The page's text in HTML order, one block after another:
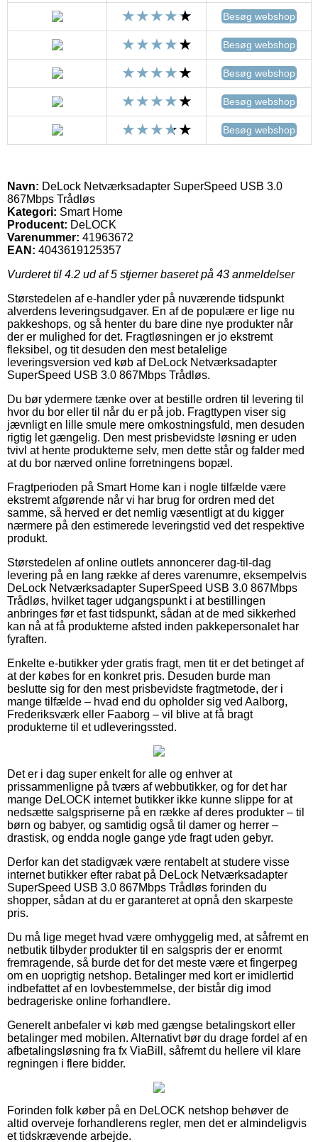
Besøg webshop
Besøg webshop
Besøg webshop
Besøg webshop
Besøg webshop
Navn: DeLock Netværksadapter SuperSpeed USB 3.0
867Mbps Trådløs
Kategori: Smart Home
Producent: DeLOCK
Varenummer: 41963672
EAN: 4043619125357
Vurderet til 4.2 ud af 5 stjerner baseret på 43 anmeldelser
Størstedelen af e-handler yder på nuværende tidspunkt
alverdens leveringsudgaver. En af de populære er lige nu
pakkeshops, og så henter du bare dine nye produkter når
der er mulighed for det. Fragtløsningen er jo ekstremt
fleksibel, og tit desuden den mest betalelige
leveringsversion ved køb af DeLock Netværksadapter
SuperSpeed USB 3.0 867Mbps Trådløs.
Du bør ydermere tænke over at bestille ordren til levering til
hvor du bor eller til når du er på job. Fragttypen viser sig
jævnligt en lille smule mere omkostningsfuld, men desuden
rigtig let gængelig. Den mest prisbevidste løsning er uden
tvivl at hente produkterne selv, men dette står og falder med
at du bor nærved online forretningens bopæl.
Fragtperioden på Smart Home kan i nogle tilfælde være
ekstremt afgørende når vi har brug for ordren med det
samme, så herved er det nemlig væsentligt at du kigger
nærmere på den estimerede leveringstid ved det respektive
produkt.
Størstedelen af online outlets annoncerer dag-til-dag
levering på en lang række af deres varenumre, eksempelvis
DeLock Netværksadapter SuperSpeed USB 3.0 867Mbps
Trådløs, hvilket tager udgangspunkt i at bestillingen
anbringes før et fast tidspunkt, sådan at de med sikkerhed
kan nå at få produkterne afsted inden pakkepersonalet har
fyraften.
Enkelte e-butikker yder gratis fragt, men tit er det betinget af
at der købes for en konkret pris. Desuden burde man
beslutte sig for den mest prisbevidste fragtmetode, der i
mange tilfælde – hvad end du opholder sig ved Aalborg,
Frederiksværk eller Faaborg – vil blive at få bragt
produkterne til et udleveringssted.
Det er i dag super enkelt for alle og enhver at
prissammenligne på tværs af webbutikker, og for det har
mange DeLOCK internet butikker ikke kunne slippe for at
nedsætte salgspriserne på en række af deres produkter – til
børn og babyer, og samtidig også til damer og herrer –
drastisk, og endda nogle gange yde fragt uden gebyr.
Derfor kan det stadigvæk være rentabelt at studere visse
internet butikker efter rabat på DeLock Netværksadapter
SuperSpeed USB 3.0 867Mbps Trådløs forinden du
shopper, sådan at du er garanteret at opnå den skarpeste
pris.
Du må lige meget hvad være omhyggelig med, at såfremt en
netbutik tilbyder produkter til en salgspris der er enormt
fremragende, så burde det for det meste være et fingerpeg
om en uoprigtig netshop. Betalinger med kort er imidlertid
indbefattet af en lovbestemmelse, der bistår dig imod
bedrageriske online forhandlere.
Generelt anbefaler vi køb med gængse betalingskort eller
betalinger med mobilen. Alternativt bør du drage fordel af en
afbetalingsløsning fra fx ViaBill, såfremt du hellere vil klare
regningen i flere bidder.
Forinden folk køber på en DeLOCK netshop behøver de
altid overveje forhandlerens regler, men det er almindeligvis
et tidskrævende arbejde.